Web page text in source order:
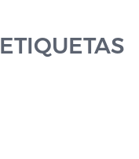
ETIQUETAS